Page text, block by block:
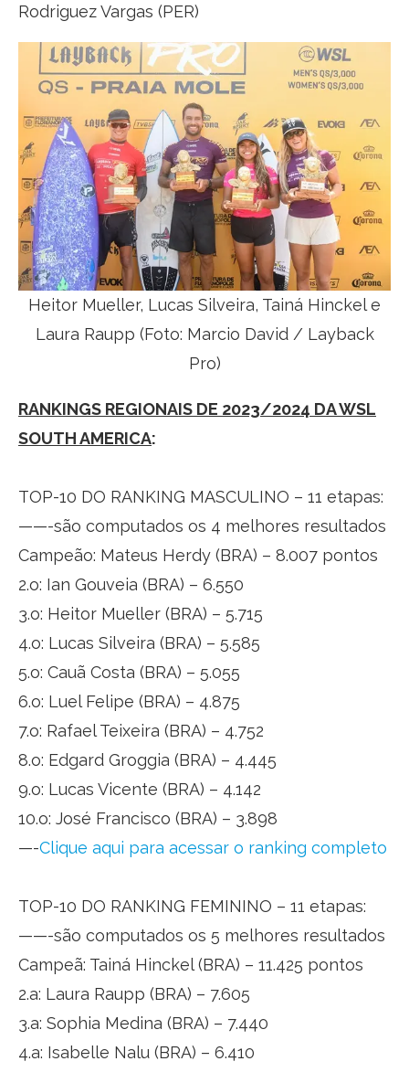
Rodriguez Vargas (PER)
Heitor Mueller, Lucas Silveira, Tainá Hinckel e
Laura Raupp (Foto: Marcio David / Layback
Pro)
RANKINGS REGIONAIS DE 2023/2024 DA WSL
SOUTH AMERICA:
TOP-10 DO RANKING MASCULINO – 11 etapas:
——-são computados os 4 melhores resultados
Campeão: Mateus Herdy (BRA) – 8.007 pontos
2.o: Ian Gouveia (BRA) – 6.550
3.o: Heitor Mueller (BRA) – 5.715
4.o: Lucas Silveira (BRA) – 5.585
5.o: Cauã Costa (BRA) – 5.055
6.o: Luel Felipe (BRA) – 4.875
7.o: Rafael Teixeira (BRA) – 4.752
8.o: Edgard Groggia (BRA) – 4.445
9.o: Lucas Vicente (BRA) – 4.142
10.o: José Francisco (BRA) – 3.898
—-Clique aqui para acessar o ranking completo
TOP-10 DO RANKING FEMININO – 11 etapas:
——-são computados os 5 melhores resultados
Campeã: Tainá Hinckel (BRA) – 11.425 pontos
2.a: Laura Raupp (BRA) – 7.605
3.a: Sophia Medina (BRA) – 7.440
4.a: Isabelle Nalu (BRA) – 6.410